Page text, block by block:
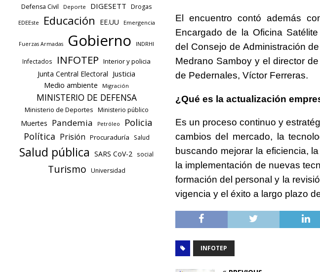
El encuentro contó además
Encargado de la Oficina
del Consejo de Administración
Medrano Samboy y el director
de Pedernales, Víctor Ferreras.
¿Qué es la actualización
Es un proceso continuo y
cambios del mercado, la
buscando mejorar la eficiencia,
la implementación de nuevas
formación del personal y la
vigencia y el éxito a largo plazo
INFOTEP
Defensa Civil Deporte DIGESETT Drogas
EDEEste Educación EE.UU Emergencia
Fuerzas Armadas Gobierno INDRHI
Infectados INFOTEP Interior y policia
Junta Central Electoral Justicia
Medio ambiente Migración
MINISTERIO DE DEFENSA
Ministerio de Deportes Ministerio público
Muertes Pandemia Petróleo Policia
Política Prisión Procuraduría Salud
Salud pública SARS CoV-2 social
Turismo Universidad